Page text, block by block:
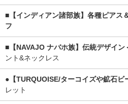
■【インディアン諸部族】各種ピアス
フ
■【NAVAJO ナバホ族】伝統デザイン
ント&ネックレス
●【TURQUOISE/ターコイズや鉱石ビ
レット